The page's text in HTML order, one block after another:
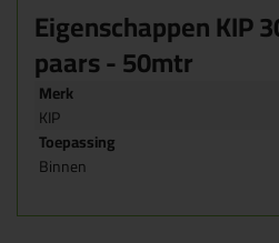
Eigenschappen KIP
paars - 50mtr
Merk
KIP
Toepassing
Binnen